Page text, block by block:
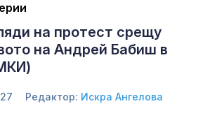
на протест срещу
на Андрей Бабиш в
Редактор: Искра Ангелова